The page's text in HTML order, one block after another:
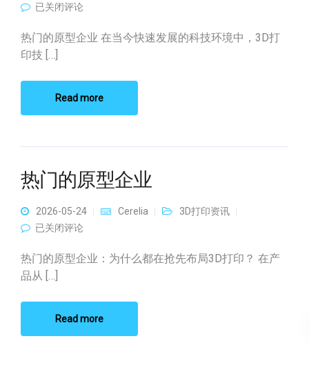
热门的原型企业
已关闭评论
热门的原型企业 在当今快速发展的科技环境中，3D打
印技 […]
Read more
热门的原型企业
2026-05-24 Cerelia
3D打印资讯
热门的原型企业
已关闭评论
热门的原型企业：为什么都在抢先布局3D打印？ 在产
品从 […]
Read more